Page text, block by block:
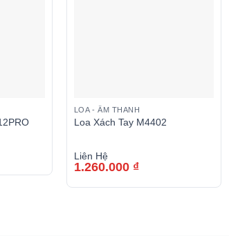
LOA - ÂM THANH
Loa Xách Tay M4402
1.260.000 ₫
Liên Hệ